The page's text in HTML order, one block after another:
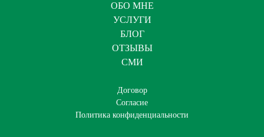
ОБО МНЕ
УСЛУГИ
БЛОГ
ОТЗЫВЫ
СМИ
Договор
Согласие
Политика конфиденциальности